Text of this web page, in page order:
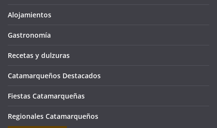
Alojamientos
Gastronomía
Recetas y dulzuras
Catamarqueños Destacados
Fiestas Catamarqueñas
Regionales Catamarqueños